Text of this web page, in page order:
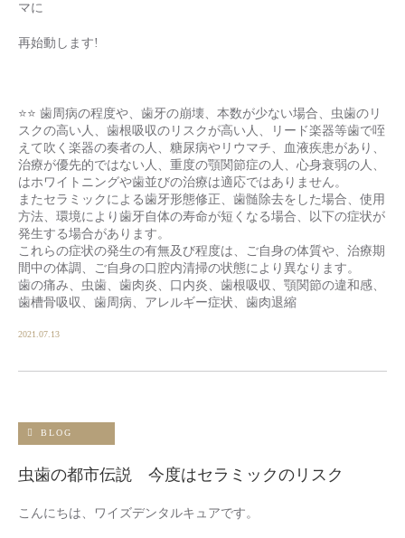
マに
再始動します!
⭐️⭐️ 歯周病の程度や、歯牙の崩壊、本数が少ない場合、虫歯のリ
スクの高い人、歯根吸収のリスクが高い人、リード楽器等歯で咥
えて吹く楽器の奏者の人、糖尿病やリウマチ、血液疾患があり、
治療が優先的ではない人、重度の顎関節症の人、心身衰弱の人、
はホワイトニングや歯並びの治療は適応ではありません。
またセラミックによる歯牙形態修正、歯髄除去をした場合、使用
方法、環境により歯牙自体の寿命が短くなる場合、以下の症状が
発生する場合があります。
これらの症状の発生の有無及び程度は、ご自身の体質や、治療期
間中の体調、ご自身の口腔内清掃の状態により異なります。
歯の痛み、虫歯、歯肉炎、口内炎、歯根吸収、顎関節の違和感、
歯槽骨吸収、歯周病、アレルギー症状、歯肉退縮
2021.07.13
BLOG
虫歯の都市伝説 今度はセラミックのリスク
こんにちは、ワイズデンタルキュアです。